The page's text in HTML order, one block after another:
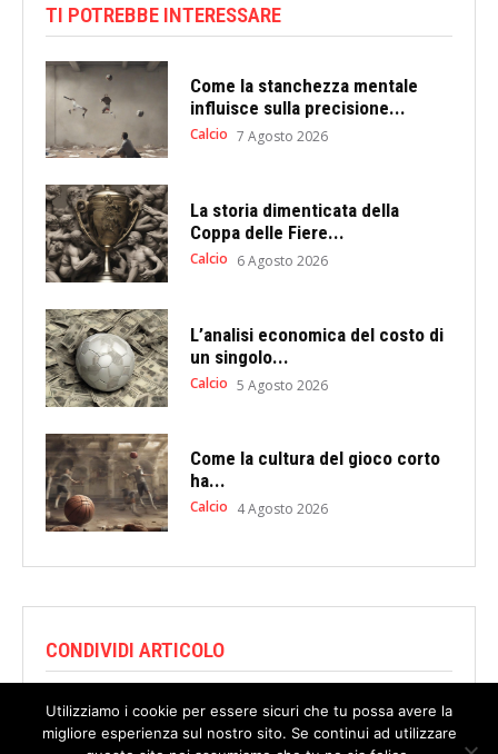
TI POTREBBE INTERESSARE
Come la stanchezza mentale
influisce sulla precisione...
Calcio 7 Agosto 2026
La storia dimenticata della
Coppa delle Fiere...
Calcio 6 Agosto 2026
L’analisi economica del costo di
un singolo...
Calcio 5 Agosto 2026
Come la cultura del gioco corto
ha...
Calcio 4 Agosto 2026
CONDIVIDI ARTICOLO
Utilizziamo i cookie per essere sicuri che tu possa avere la
migliore esperienza sul nostro sito. Se continui ad utilizzare